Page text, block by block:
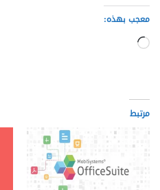
معجب بهذه:
جاري
مرتبط